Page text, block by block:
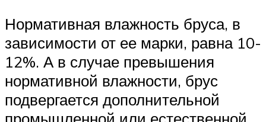
Нормативная влажность бруса, в
зависимости от ее марки, равна 10-
12%. А в случае превышения
нормативной влажности, брус
подвергается дополнительной